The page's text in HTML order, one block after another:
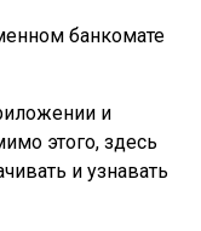
банкомате
и
этого, здесь
и узнавать